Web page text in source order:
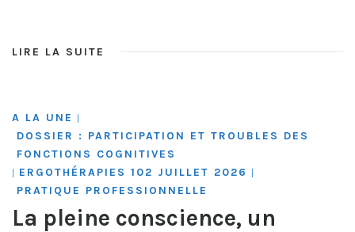
LIRE LA SUITE
A LA UNE |
DOSSIER : PARTICIPATION ET TROUBLES DES
FONCTIONS COGNITIVES
| ERGOTHÉRAPIES 102 JUILLET 2026 |
PRATIQUE PROFESSIONNELLE
La pleine conscience, un